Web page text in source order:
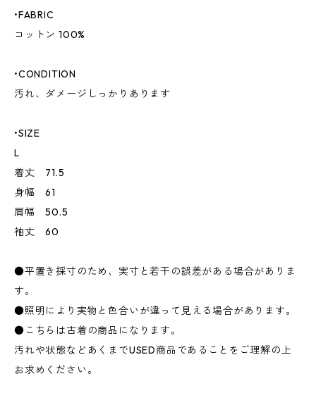
•FABRIC
コットン 100%
•CONDITION
汚れ、ダメージしっかりあります
•SIZE
L
着丈 71.5
身幅 61
肩幅 50.5
袖丈 60
●平置き採寸のため、実寸と若干の誤差がある場合がありま
す。
●照明により実物と色合いが違って見える場合があります。
●こちらは古着の商品になります。
汚れや状態などあくまでUSED商品であることをご理解の上
お求めください。